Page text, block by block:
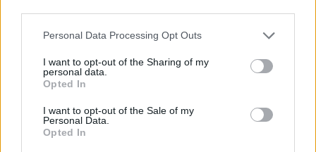
Please note that this website/app uses one or more Google
not limited to your visit or usage behaviour. You may click to
grant or deny consent to Google and its third-party tags to
use your data for below specified purposes in below Google
consent section.
Personal Data Processing Opt Outs
I want to opt-out of the Sharing of my
personal data.
Opted In
I want to opt-out of the Sale of my
Personal Data.
Opted In